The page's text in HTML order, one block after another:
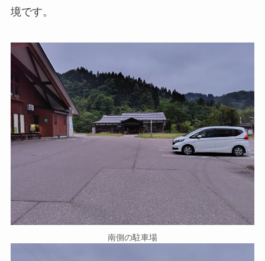
境です。
南側の駐車場